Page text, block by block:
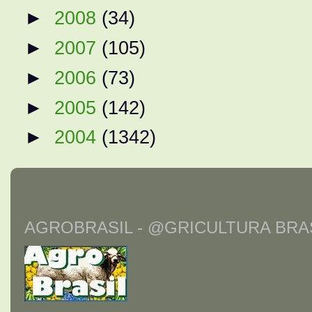
► 2008 (34)
► 2007 (105)
► 2006 (73)
► 2005 (142)
► 2004 (1342)
AGROBRASIL - @GRICULTURA